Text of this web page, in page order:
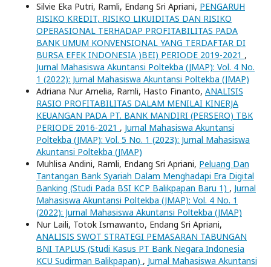
Silvie Eka Putri, Ramli, Endang Sri Apriani, PENGARUH
RISIKO KREDIT, RISIKO LIKUIDITAS DAN RISIKO
OPERASIONAL TERHADAP PROFITABILITAS PADA
BANK UMUM KONVENSIONAL YANG TERDAFTAR DI
BURSA EFEK INDONESIA )BEI) PERIODE 2019-2021 ,
Jurnal Mahasiswa Akuntansi Poltekba (JMAP): Vol. 4 No.
1 (2022): Jurnal Mahasiswa Akuntansi Poltekba (JMAP)
Adriana Nur Amelia, Ramli, Hasto Finanto, ANALISIS
RASIO PROFITABILITAS DALAM MENILAI KINERJA
KEUANGAN PADA PT. BANK MANDIRI (PERSERO) TBK
PERIODE 2016-2021 , Jurnal Mahasiswa Akuntansi
Poltekba (JMAP): Vol. 5 No. 1 (2023): Jurnal Mahasiswa
Akuntansi Poltekba (JMAP)
Muhlisa Andini, Ramli, Endang Sri Apriani, Peluang Dan
Tantangan Bank Syariah Dalam Menghadapi Era Digital
Banking (Studi Pada BSI KCP Balikpapan Baru 1) , Jurnal
Mahasiswa Akuntansi Poltekba (JMAP): Vol. 4 No. 1
(2022): Jurnal Mahasiswa Akuntansi Poltekba (JMAP)
Nur Laili, Totok Ismawanto, Endang Sri Apriani,
ANALISIS SWOT STRATEGI PEMASARAN TABUNGAN
BNI TAPLUS (Studi Kasus PT Bank Negara Indonesia
KCU Sudirman Balikpapan) , Jurnal Mahasiswa Akuntansi